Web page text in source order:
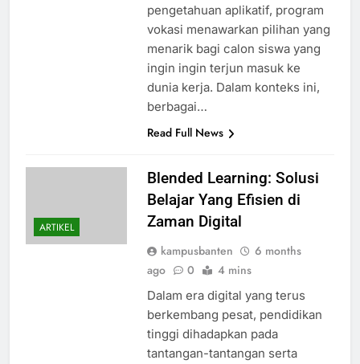
pengetahuan aplikatif, program
vokasi menawarkan pilihan yang
menarik bagi calon siswa yang
ingin ingin terjun masuk ke
dunia kerja. Dalam konteks ini,
berbagai…
Read Full News
ARTIKEL
Blended Learning: Solusi
Belajar Yang Efisien di
Zaman Digital
kampusbanten
6 months
ago
0 4 mins
Dalam era digital yang terus
berkembang pesat, pendidikan
tinggi dihadapkan pada
tantangan-tantangan serta